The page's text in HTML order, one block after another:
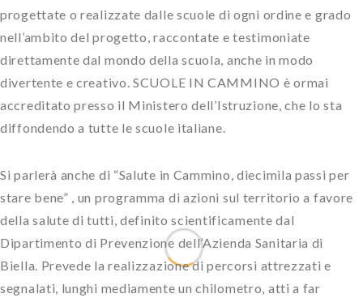
progettate o realizzate dalle scuole di ogni ordine e grado
nell’ambito del progetto, raccontate e testimoniate
direttamente dal mondo della scuola, anche in modo
divertente e creativo. SCUOLE IN CAMMINO è ormai
accreditato presso il Ministero dell’Istruzione, che lo sta
diffondendo a tutte le scuole italiane.
Si parlerà anche di “Salute in Cammino, diecimila passi per
stare bene” , un programma di azioni sul territorio a favore
della salute di tutti, definito scientificamente dal
Dipartimento di Prevenzione dell’Azienda Sanitaria di
Biella. Prevede la realizzazione di percorsi attrezzati e
segnalati, lunghi mediamente un chilometro, atti a far